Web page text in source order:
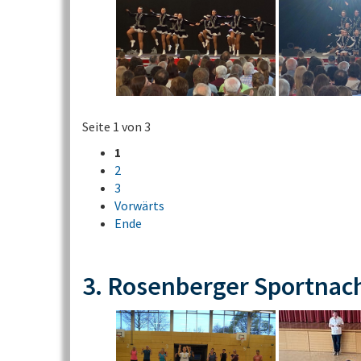
Seite 1 von 3
1
2
3
Vorwärts
Ende
3. Rosenberger